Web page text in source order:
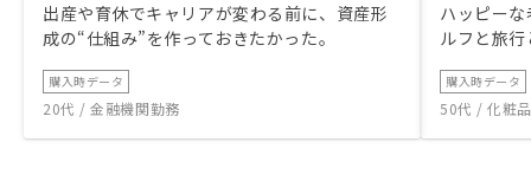
出産や育休でキャリアが変わる前に、資産形
成の“仕組み”を作っておきたかった。
購入時データ
20代 / 金融機関勤務
ハッピー
ルフと旅
購入時データ
50代 / 化粧